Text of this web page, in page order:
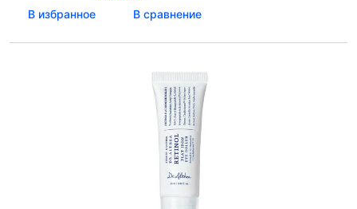
В избранное
В сравнение